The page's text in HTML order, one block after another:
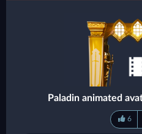
Paladin animated
6